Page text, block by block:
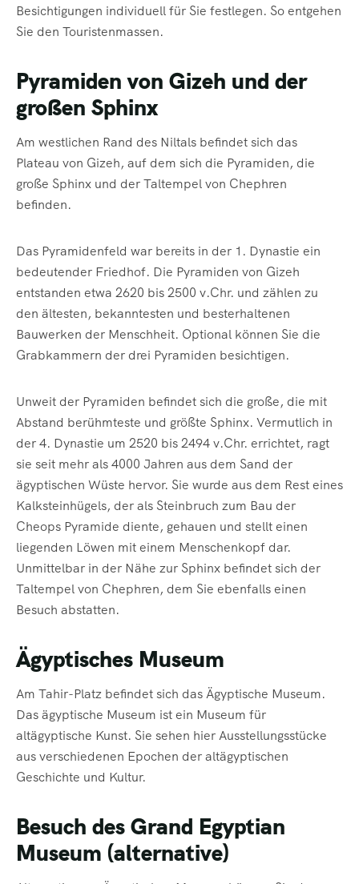
Besichtigungen individuell für Sie festlegen. So entgehen
Sie den Touristenmassen.
Pyramiden von Gizeh und der
großen Sphinx
Am westlichen Rand des Niltals befindet sich das
Plateau von Gizeh, auf dem sich die Pyramiden, die
große Sphinx und der Taltempel von Chephren
befinden.
Das Pyramidenfeld war bereits in der 1. Dynastie ein
bedeutender Friedhof. Die Pyramiden von Gizeh
entstanden etwa 2620 bis 2500 v.Chr. und zählen zu
den ältesten, bekanntesten und besterhaltenen
Bauwerken der Menschheit. Optional können Sie die
Grabkammern der drei Pyramiden besichtigen.
Unweit der Pyramiden befindet sich die große, die mit
Abstand berühmteste und größte Sphinx. Vermutlich in
der 4. Dynastie um 2520 bis 2494 v.Chr. errichtet, ragt
sie seit mehr als 4000 Jahren aus dem Sand der
ägyptischen Wüste hervor. Sie wurde aus dem Rest eines
Kalksteinhügels, der als Steinbruch zum Bau der
Cheops Pyramide diente, gehauen und stellt einen
liegenden Löwen mit einem Menschenkopf dar.
Unmittelbar in der Nähe zur Sphinx befindet sich der
Taltempel von Chephren, dem Sie ebenfalls einen
Besuch abstatten.
Ägyptisches Museum
Am Tahir-Platz befindet sich das Ägyptische Museum.
Das ägyptische Museum ist ein Museum für
altägyptische Kunst. Sie sehen hier Ausstellungsstücke
aus verschiedenen Epochen der altägyptischen
Geschichte und Kultur.
Besuch des Grand Egyptian
Museum (alternative)